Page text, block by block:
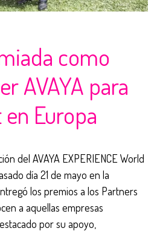
como
AVAYA para
Europa
del AVAYA EXPERIENCE World
día 21 de mayo en la
los premios a los Partners
a aquellas empresas
por su apoyo,